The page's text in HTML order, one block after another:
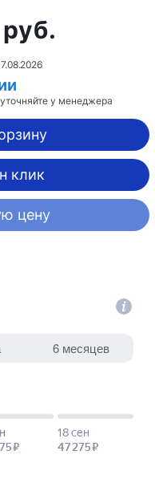
у менеджера
клик
цену